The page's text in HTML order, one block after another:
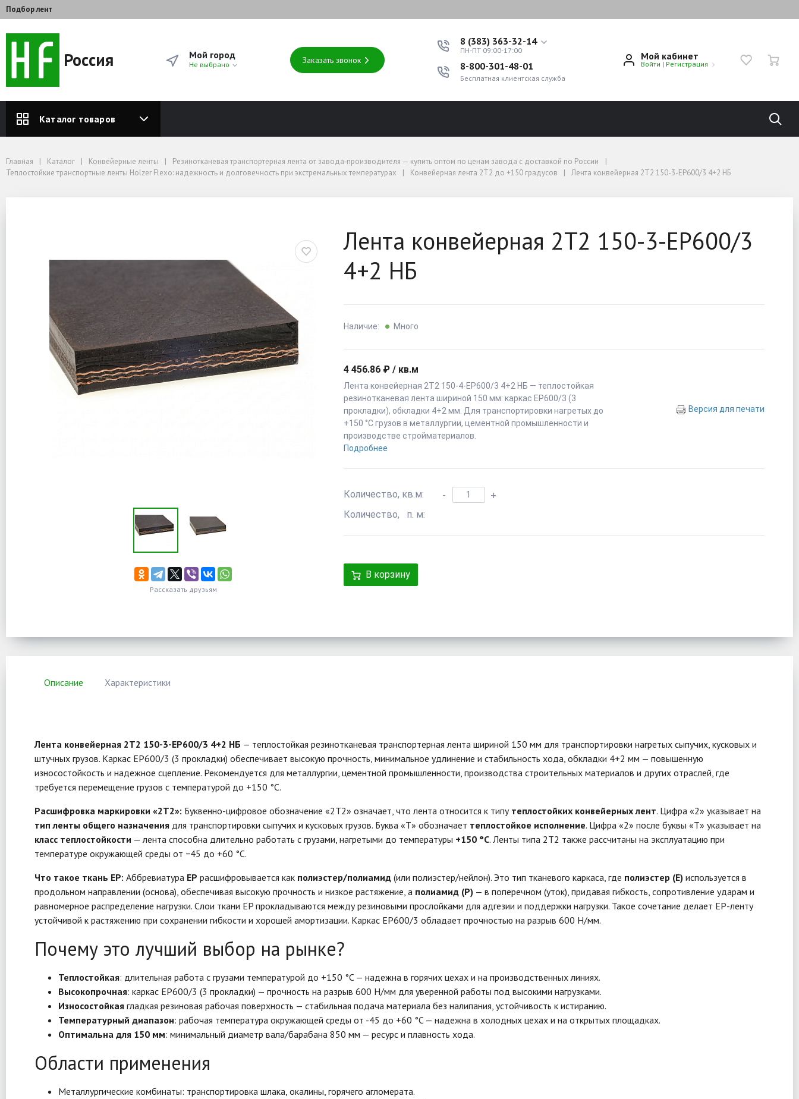
Подбор лент
Россия Мой город
Не выбрано Заказать звонок
8 (383) 363-32-14
ПН-ПТ 09:00-17:00
8-800-301-48-01
Бесплатная клиентская служба
Мой кабинет
Войти | Регистрация
Каталог товаров
Главная
Каталог
Резинотканевая транспортерная лента от завода‑производителя — купить оптом по ценам завода с доставкой по России
Теплостойкие транспортные ленты Holzer Flexo: надежность и долговечность при экстремальных температурах
Конвейерная лента 2Т2 до +150 градусов
Главная Каталог Конвейерные ленты
Резинотканевая транспортерная лента от завода‑производителя — купить оптом по ценам завода с доставкой по России
Теплостойкие транспортные ленты Holzer Flexo: надежность и долговечность при экстремальных температурах
Конвейерная лента 2Т2 до +150 градусов Лента конвейерная 2Т2 150-3-EP600/3 4+2 НБ
Рассказать друзьям
Лента конвейерная 2Т2 150-3-EP600/3
4+2 НБ
Наличие: Много
4 456.86 ₽ / кв.м
Лента конвейерная 2Т2 150-4-EP600/3 4+2 НБ — теплостойкая
резинотканевая лента шириной 150 мм: каркас EP600/3 (3
прокладки), обкладки 4+2 мм. Для транспортировки нагретых до
+150 °C грузов в металлургии, цементной промышленности и
производстве стройматериалов.
Подробнее
Версия для печати
Количество, кв.м: -
+
Количество, п. м:
В корзину
Описание Характеристики
Лента конвейерная 2Т2 150-3-EP600/3 4+2 НБ — теплостойкая резинотканевая транспортерная лента шириной 150 мм для транспортировки нагретых сыпучих, кусковых и
штучных грузов. Каркас EP600/3 (3 прокладки) обеспечивает высокую прочность, минимальное удлинение и стабильность хода, обкладки 4+2 мм — повышенную
износостойкость и надежное сцепление. Рекомендуется для металлургии, цементной промышленности, производства строительных материалов и других отраслей, где
требуется перемещение грузов с температурой до +150 °C.
Расшифровка маркировки «2Т2»: Буквенно-цифровое обозначение «2Т2» означает, что лента относится к типу теплостойких конвейерных лент. Цифра «2» указывает на
тип ленты общего назначения для транспортировки сыпучих и кусковых грузов. Буква «Т» обозначает теплостойкое исполнение. Цифра «2» после буквы «Т» указывает на
класс теплостойкости — лента способна длительно работать с грузами, нагретыми до температуры +150 °C. Ленты типа 2Т2 также рассчитаны на эксплуатацию при
температуре окружающей среды от −45 до +60 °C.
Что такое ткань EP: Аббревиатура EP расшифровывается как полиэстер/полиамид (или полиэстер/нейлон). Это тип тканевого каркаса, где полиэстер (E) используется в
продольном направлении (основа), обеспечивая высокую прочность и низкое растяжение, а полиамид (P) — в поперечном (уток), придавая гибкость, сопротивление ударам и
равномерное распределение нагрузки. Слои ткани EP прокладываются между резиновыми прослойками для адгезии и поддержки нагрузки. Такое сочетание делает EP-ленту
устойчивой к растяжению при сохранении гибкости и хорошей амортизации. Каркас EP600/3 обладает прочностью на разрыв 600 Н/мм.
Почему это лучший выбор на рынке?
Теплостойкая: длительная работа с грузами температурой до +150 °C — надежна в горячих цехах и на производственных линиях.
Высокопрочная: каркас EP600/3 (3 прокладки) — прочность на разрыв 600 Н/мм для уверенной работы под высокими нагрузками.
Износостойкая гладкая резиновая рабочая поверхность — стабильная подача материала без налипания, устойчивость к истиранию.
Температурный диапазон: рабочая температура окружающей среды от -45 до +60 °C — надежна в холодных цехах и на открытых площадках.
Оптимальна для 150 мм: минимальный диаметр вала/барабана 850 мм — ресурс и плавность хода.
Области применения
Металлургические комбинаты: транспортировка шлака, окалины, горячего агломерата.